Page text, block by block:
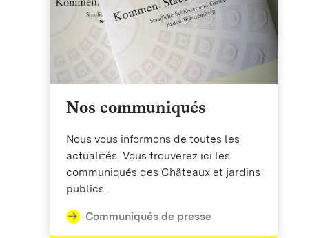
Nos communiqués
Nous vous informons de toutes les
actualités. Vous trouverez ici les
communiqués des Châteaux et jardins
publics.
Communiqués de presse